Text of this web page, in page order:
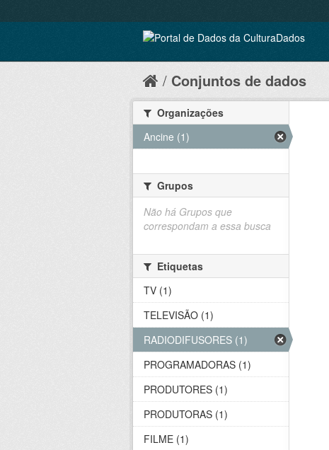
Conjuntos de dados
Organizações
Ancine (1)
Grupos
Não há Grupos que
correspondam a essa busca
Etiquetas
TV (1)
TELEVISÃO (1)
RADIODIFUSORES (1)
PROGRAMADORAS (1)
PRODUTORES (1)
PRODUTORAS (1)
FILME (1)